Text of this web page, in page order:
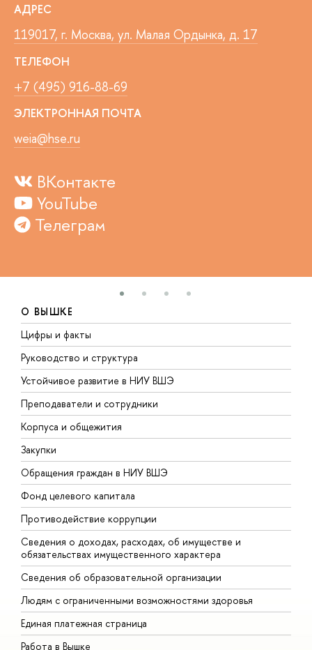
АДРЕС
119017, г. Москва, ул. Малая Ордынка, д. 17
ТЕЛЕФОН
+7 (495) 916-88-69
ЭЛЕКТРОННАЯ ПОЧТА
weia@hse.ru
ВКонтакте
YouTube
Телеграм
О ВЫШКЕ
Цифры и факты
Руководство и структура
Устойчивое развитие в НИУ ВШЭ
Преподаватели и сотрудники
Корпуса и общежития
Закупки
Обращения граждан в НИУ ВШЭ
Фонд целевого капитала
Противодействие коррупции
Сведения о доходах, расходах, об имуществе и
обязательствах имущественного характера
Сведения об образовательной организации
Людям с ограниченными возможностями здоровья
Единая платежная страница
Работа в Вышке